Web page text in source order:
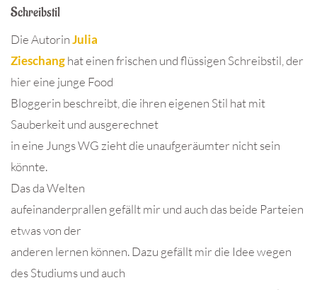
Schreibstil
Die AutorinJulia
Zieschanghat einen frischen und flüssigen Schreibstil, der
hier eine junge Food
Bloggerin beschreibt, die ihren eigenen Stil hat mit
Sauberkeit und ausgerechnet
in eine Jungs WG zieht die unaufgeräumter nicht sein
könnte.
Das da Welten
aufeinanderprallen gefällt mir und auch das beide Parteien
etwas von der
anderen lernen können. Dazu gefällt mir die Idee wegen
des Studiums und auch